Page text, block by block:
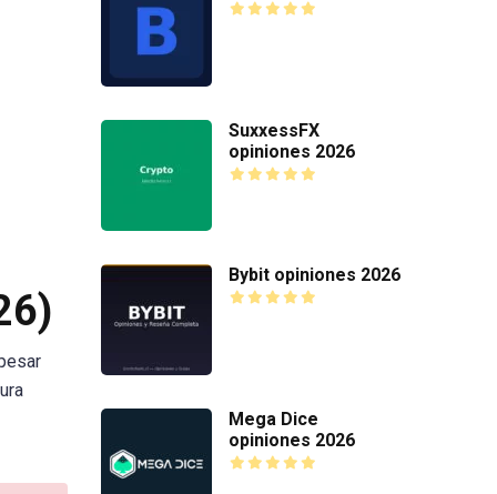
SuxxessFX
opiniones 2026
Bybit opiniones 2026
Mega Dice
opiniones 2026